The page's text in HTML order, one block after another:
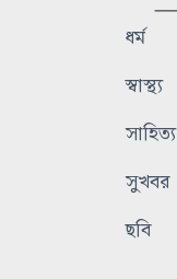
ধর্ম
স্বাস্থ্য
সাহিত্য
সুখবর
ছবি